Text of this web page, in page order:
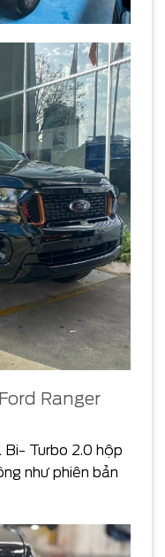
Ranger
Bi- Turbo 2.0 hộp
như phiên bản